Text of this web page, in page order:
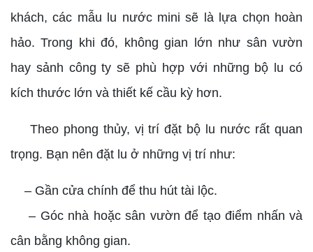
khách, các mẫu lu nước mini sẽ là lựa chọn hoàn
hảo. Trong khi đó, không gian lớn như sân vườn
hay sảnh công ty sẽ phù hợp với những bộ lu có
kích thước lớn và thiết kế cầu kỳ hơn.
Theo phong thủy, vị trí đặt bộ lu nước rất quan
trọng. Bạn nên đặt lu ở những vị trí như:
– Gần cửa chính để thu hút tài lộc.
– Góc nhà hoặc sân vườn để tạo điểm nhấn và
cân bằng không gian.